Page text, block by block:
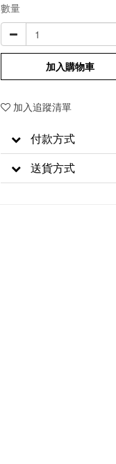
數量
加入購物車
加入追蹤清單
付款方式
送貨方式